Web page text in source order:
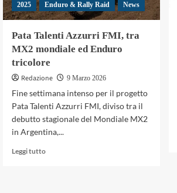
2025 Enduro & Rally Raid News
Pata Talenti Azzurri FMI, tra
MX2 mondiale ed Enduro
tricolore
Redazione 9 Marzo 2026
Fine settimana intenso per il progetto
Pata Talenti Azzurri FMI, diviso tra il
debutto stagionale del Mondiale MX2
in Argentina,...
Leggi tuttoLeggi